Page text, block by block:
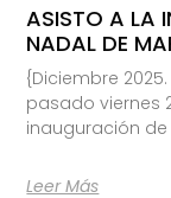
ASISTO A LA
NADAL DE
{Diciembre
pasado viernes
inauguración
Leer Más